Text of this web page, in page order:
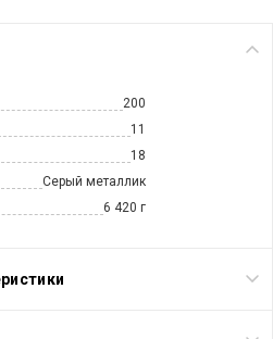
200
11
18
Серый металлик
6 420 г